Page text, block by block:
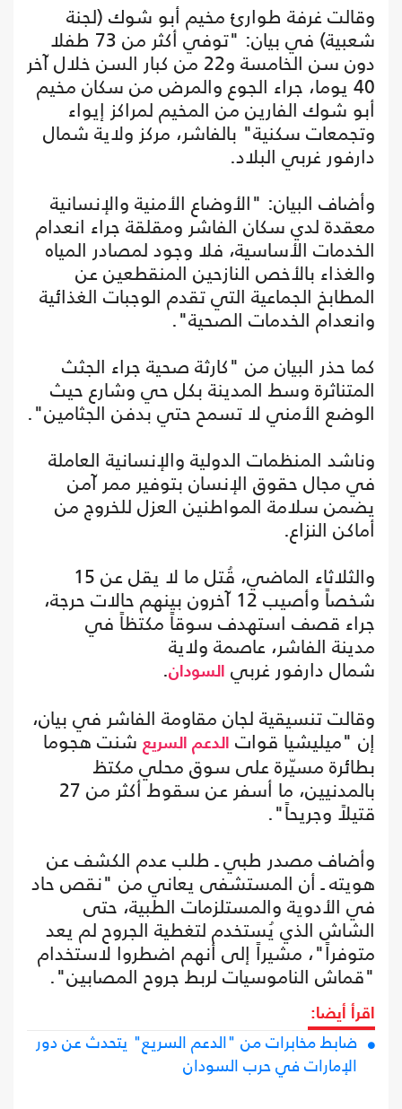
وقالت غرفة طوارئ مخيم أبو شوك (لجنة
شعبية) في بيان: "توفي أكثر من 73 طفلا
دون سن الخامسة و22 من كبار السن خلال آخر
40 يوما، جراء الجوع والمرض من سكان مخيم
أبو شوك الفارين من المخيم لمراكز إيواء
وتجمعات سكنية" بالفاشر، مركز ولاية شمال
دارفور غربي البلاد.
وأضاف البيان: "الأوضاع الأمنية والإنسانية
معقدة لدي سكان الفاشر ومقلقة جراء انعدام
الخدمات الأساسية، فلا وجود لمصادر المياه
والغذاء بالأخص النازحين المنقطعين عن
المطابخ الجماعية التي تقدم الوجبات الغذائية
وانعدام الخدمات الصحية".
كما حذر البيان من "كارثة صحية جراء الجثث
المتناثرة وسط المدينة بكل حي وشارع حيث
الوضع الأمني لا تسمح حتي بدفن الجثامين".
وناشد المنظمات الدولية والإنسانية العاملة
في مجال حقوق الإنسان بتوفير ممر آمن
يضمن سلامة المواطنين العزل للخروج من
أماكن النزاع.
والثلاثاء الماضي، قُتل ما لا يقل عن 15
شخصاً وأصيب 12 آخرون بينهم حالات حرجة،
جراء قصف استهدف سوقاً مكتظاً في
مدينة الفاشر، عاصمة ولاية
شمال دارفور غربي السودان.
وقالت تنسيقية لجان مقاومة الفاشر في بيان،
إن "ميليشيا قوات الدعم السريع شنت هجوما
بطائرة مسيّرة على سوق محلي مكتظ
بالمدنيين، ما أسفر عن سقوط أكثر من 27
قتيلاً وجريحاً".
وأضاف مصدر طبي ـ طلب عدم الكشف عن
هويته ـ أن المستشفى يعاني من "نقص حاد
في الأدوية والمستلزمات الطبية، حتى
الشاش الذي يُستخدم لتغطية الجروح لم يعد
متوفراً"، مشيراً إلى أنهم اضطروا لاستخدام
"قماش الناموسيات لربط جروح المصابين".
اقرأ أيضا:
ضابط مخابرات من "الدعم السريع" يتحدث عن دور
الإمارات في حرب السودان